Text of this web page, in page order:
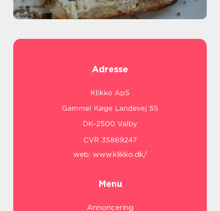
Adresse
web: www.klikko.dk/
Menu
Annoncering